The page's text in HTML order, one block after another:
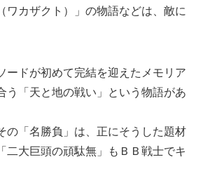
ワカザクト）」の物語などは、敵に
ドが初めて完結を迎えたメモリア
「天と地の戦い」という物語があ
の「名勝負」は、正にそうした題材
大巨頭の頑駄無」もＢＢ戦士でキ